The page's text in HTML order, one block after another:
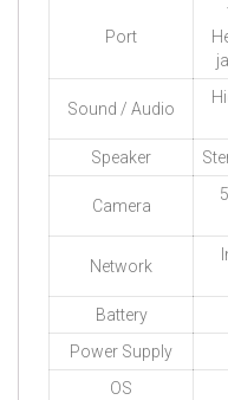
Port
Sound / Audio
Speaker
Camera
Network
Battery
Power Supply
OS